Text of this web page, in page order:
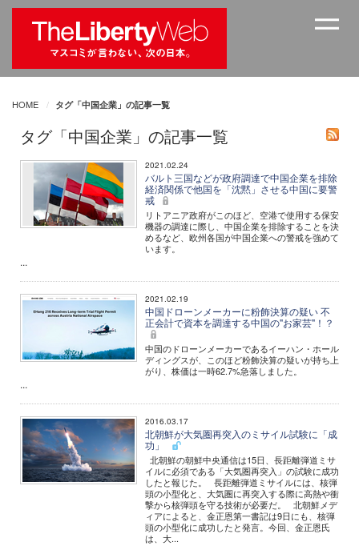
HOME タグ「中国企業」の記事一覧
タグ「中国企業」の記事一覧
2021.02.24
バルト三国などが政府調達で中国企業を排除
経済関係で他国を「沈黙」させる中国に要警
戒
リトアニア政府がこのほど、空港で使用する保安
機器の調達に際し、中国企業を排除することを決
めるなど、欧州各国が中国企業への警戒を強めて
います。
...
2021.02.19
中国ドローンメーカーに粉飾決算の疑い 不
正会計で資本を調達する中国の"お家芸"！？
中国のドローンメーカーであるイーハン・ホール
ディングスが、このほど粉飾決算の疑いが持ち上
がり、株価は一時62.7%急落しました。
...
2016.03.17
北朝鮮が大気圏再突入のミサイル試験に「成
功」
北朝鮮の朝鮮中央通信は15日、長距離弾道ミサ
イルに必須である「大気圏再突入」の試験に成功
したと報じた。 長距離弾道ミサイルには、核弾
頭の小型化と、大気圏に再突入する際に高熱や衝
撃から核弾頭を守る技術が必要だ。 北朝鮮メデ
ィアによると、金正恩第一書記は9日にも、核弾
頭の小型化に成功したと発言。今回、金正恩氏
は、大...